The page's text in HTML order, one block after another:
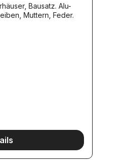
Bausatz. Alu-
Muttern, Feder.